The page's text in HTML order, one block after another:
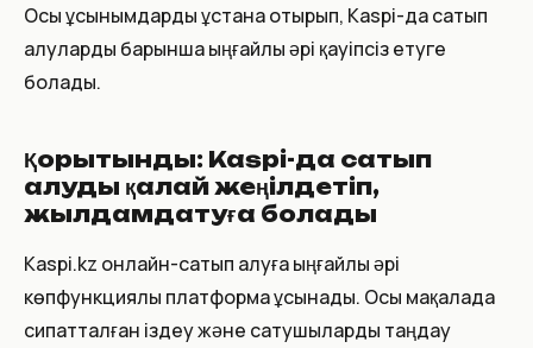
Осы ұсынымдарды ұстана отырып, Kaspi-да сатып
алуларды барынша ыңғайлы әрі қауіпсіз етуге
болады.
Қорытынды: Kaspi-да сатып
алуды қалай жеңілдетіп,
жылдамдатуға болады
Kaspi.kz онлайн-сатып алуға ыңғайлы әрі
көпфункциялы платформа ұсынады. Осы мақалада
сипатталған іздеу және сатушыларды таңдау